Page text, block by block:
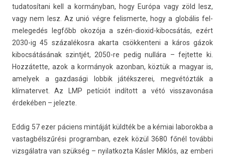
tudatosítani kell a kormányban, hogy Európa vagy zöld lesz,
vagy nem lesz. Az unió végre felis­merte, hogy a globális fel­
melegedés legfőbb okozója a szén-dioxid-kibocsátás, ezért
2030-ig 45 százalékosra akar­ta csök­kenteni a káros gázok
kiboc­sátásának szintjét, 2050-re pedig nullára – fej­tette ki.
Hozzátette, azok a kormányok azon­ban, köztük a magyar is,
amelyek a gaz­dasági lob­bik játékszerei, megvétózták a
klímater­vet. Az LMP petíciót indított a vétó visszavonása
érdekében – jelez­te.
Eddig 57 ezer páciens mintáját küldték be a kémiai laborok­ba a
vas­tagbélszűrési pro­gram­ban, ezek közül 3680 főnél további
vizsgálatra van szükség – nyilat­kozta Kásler Miklós, az em­beri